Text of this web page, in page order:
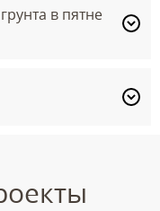
в пятне